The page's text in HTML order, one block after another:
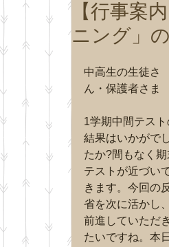
【お知らせ】夏休
み期間中の「通常
トレーニング」の
日程について
【お
チコ
さい。
【行事案
ニング」
中高生の生徒さ
ん・保護者さま
1学期中間テスト
結果はいかがで
たか?間もなく期
テストが近づい
きます。今回の
省を次に活かし
前進していただ
たいですね。本